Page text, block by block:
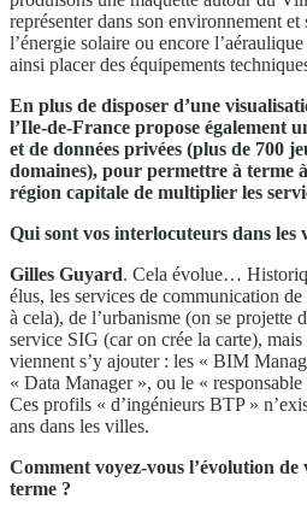
représenter dans son environnement
l’énergie solaire ou encore
ainsi placer des équipements
En plus de disposer d’une
l’Ile-de-France propose également
et de données privées (plus de 700
domaines), pour permettre à terme
région capitale de multiplier les
Qui sont vos interlocuteurs dans les
Gilles Guyard. Cela évolue…
élus, les services de communication
à cela), de l’urbanisme (on se projette
service SIG (car on crée la carte),
viennent s’y ajouter : les « BIM
« Data Manager », ou le «
Ces profils « d’ingénieurs BTP »
ans dans les villes.
Comment voyez-vous l’évolution
terme ?